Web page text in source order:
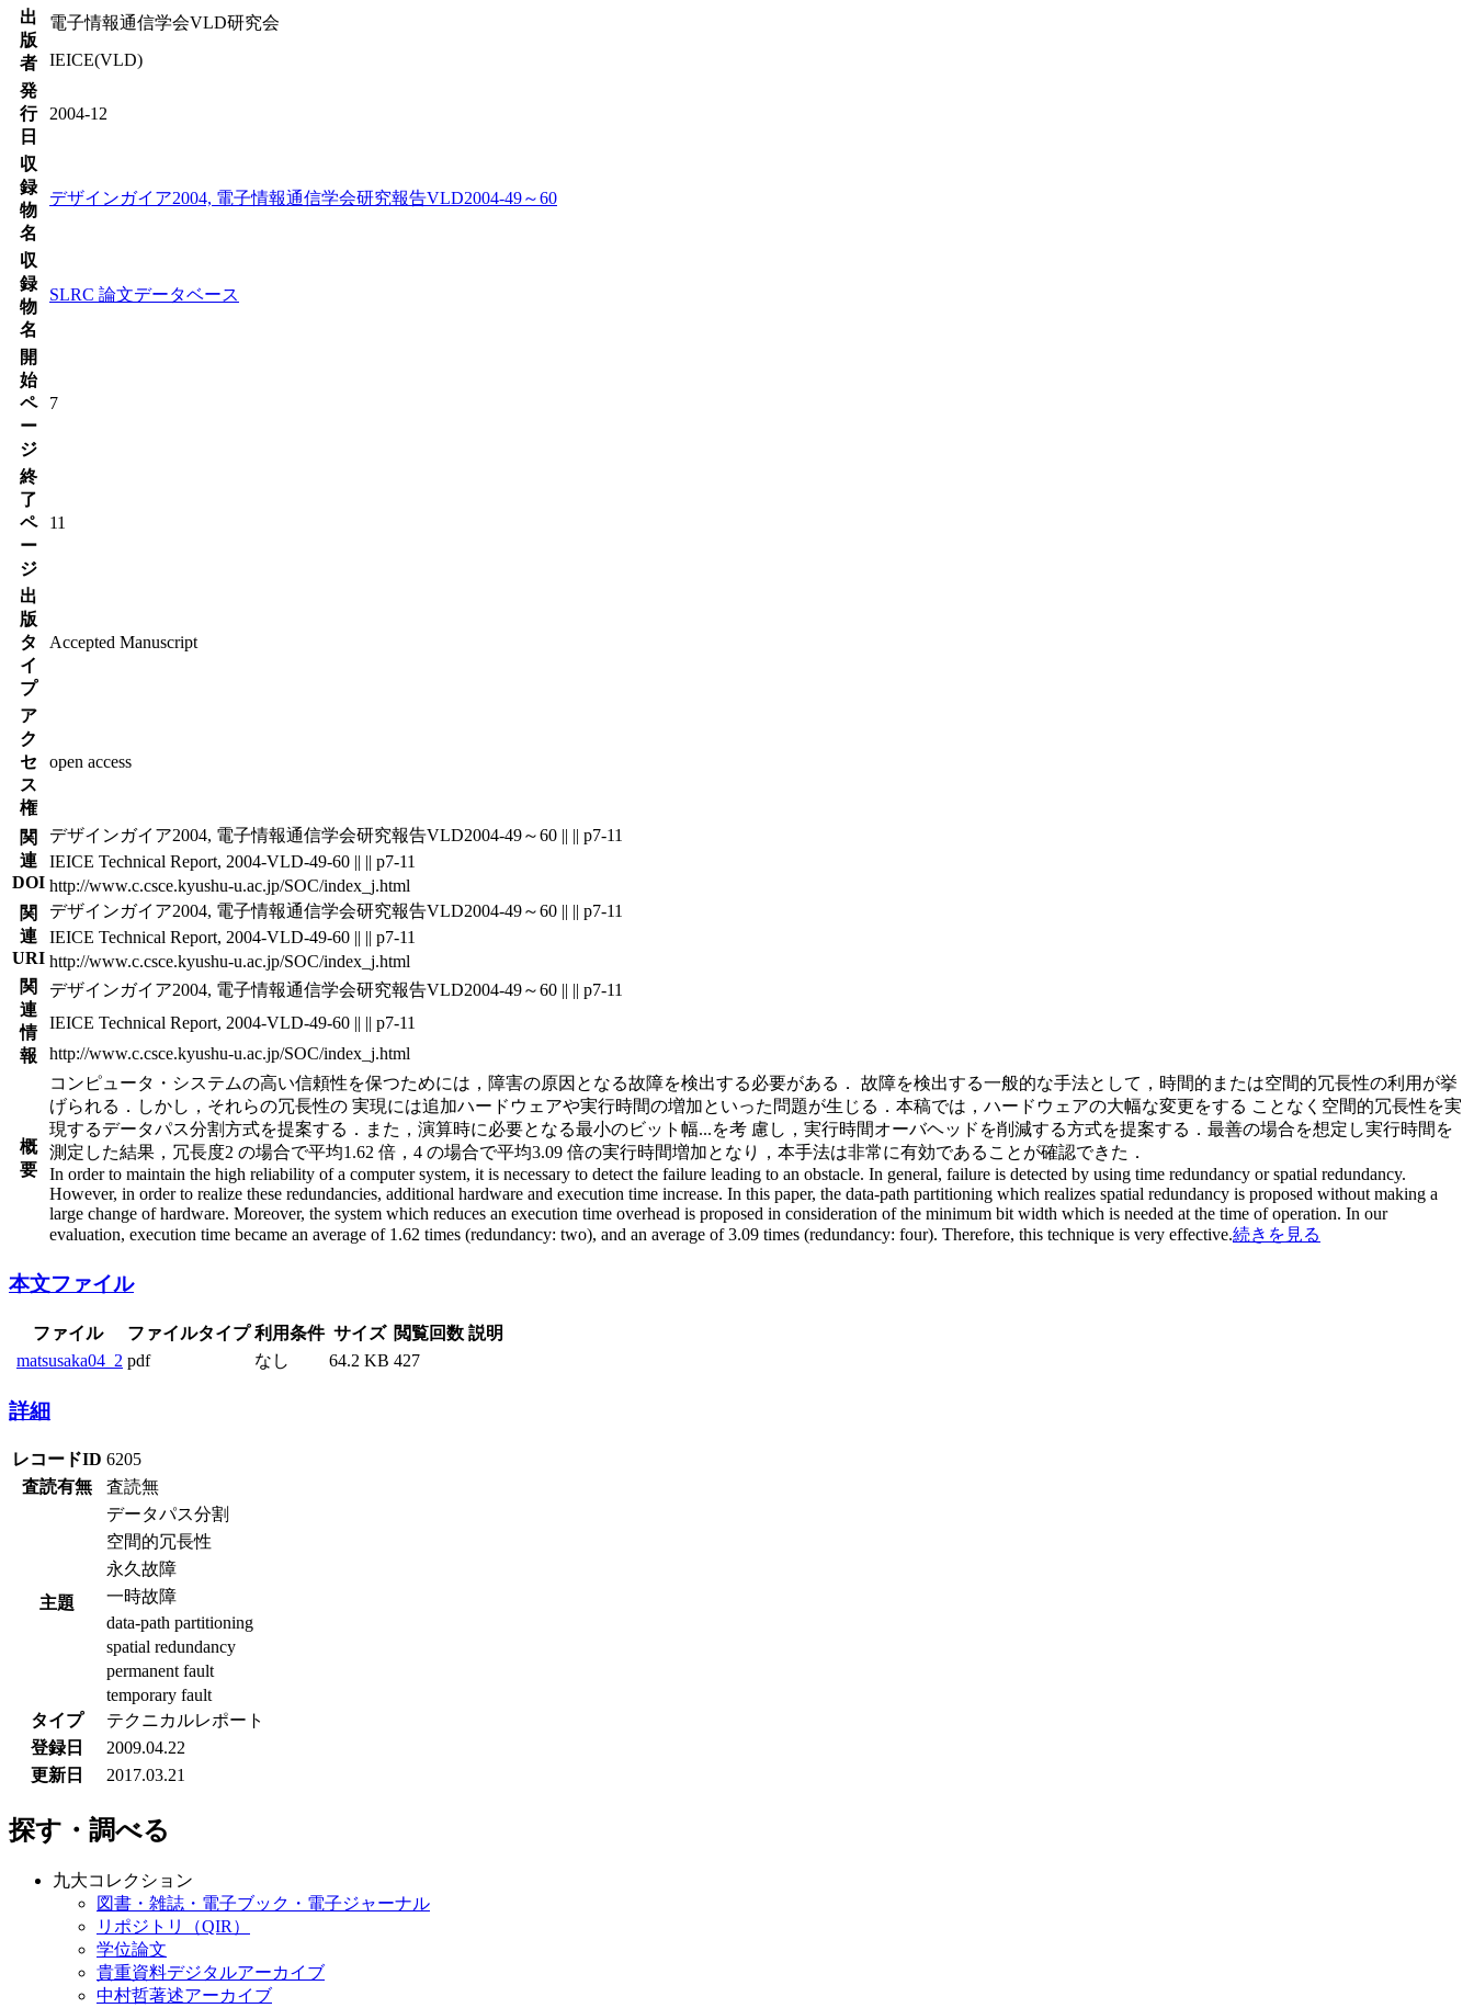
出
版
者
電子情報通信学会VLD研究会
IEICE(VLD)
発
行
日
2004-12
収
録
物
名
デザインガイア2004, 電子情報通信学会研究報告VLD2004-49～60
収
録
物
名
SLRC 論文データベース
開
始
ペ
ー
ジ
7
終
了
ペ
ー
ジ
11
出
版
タ
イ
プ
Accepted Manuscript
ア
ク
セ
ス
権
open access
関
連
DOI
デザインガイア2004, 電子情報通信学会研究報告VLD2004-49～60 || || p7-11
IEICE Technical Report, 2004-VLD-49-60 || || p7-11
http://www.c.csce.kyushu-u.ac.jp/SOC/index_j.html
関
連
URI
デザインガイア2004, 電子情報通信学会研究報告VLD2004-49～60 || || p7-11
IEICE Technical Report, 2004-VLD-49-60 || || p7-11
http://www.c.csce.kyushu-u.ac.jp/SOC/index_j.html
関
連
情
報
デザインガイア2004, 電子情報通信学会研究報告VLD2004-49～60 || || p7-11
IEICE Technical Report, 2004-VLD-49-60 || || p7-11
http://www.c.csce.kyushu-u.ac.jp/SOC/index_j.html
概
要
コンピュータ・システムの高い信頼性を保つためには，障害の原因となる故障を検出する必要がある． 故障を検出する一般的な手法として，時間的または空間的冗長性の利用が挙
げられる．しかし，それらの冗長性の 実現には追加ハードウェアや実行時間の増加といった問題が生じる．本稿では，ハードウェアの大幅な変更をする ことなく空間的冗長性を実
現するデータパス分割方式を提案する．また，演算時に必要となる最小のビット幅...を考 慮し，実行時間オーバヘッドを削減する方式を提案する．最善の場合を想定し実行時間を
測定した結果，冗長度2 の場合で平均1.62 倍，4 の場合で平均3.09 倍の実行時間増加となり，本手法は非常に有効であることが確認できた．
In order to maintain the high reliability of a computer system, it is necessary to detect the failure leading to an obstacle. In general, failure is detected by using time redundancy or spatial redundancy.
However, in order to realize these redundancies, additional hardware and execution time increase. In this paper, the data-path partitioning which realizes spatial redundancy is proposed without making a
large change of hardware. Moreover, the system which reduces an execution time overhead is proposed in consideration of the minimum bit width which is needed at the time of operation. In our
evaluation, execution time became an average of 1.62 times (redundancy: two), and an average of 3.09 times (redundancy: four). Therefore, this technique is very effective.続きを見る
本文ファイル
ファイル ファイルタイプ 利用条件 サイズ 閲覧回数 説明
matsusaka04_2 pdf なし 64.2 KB 427
詳細
レコードID 6205
査読有無
査読無
主題
データパス分割
空間的冗長性
永久故障
一時故障
data-path partitioning
spatial redundancy
permanent fault
temporary fault
タイプ
テクニカルレポート
登録日
2009.04.22
更新日
2017.03.21
探す・調べる
九大コレクション
図書・雑誌・電子ブック・電子ジャーナル
リポジトリ（QIR）
学位論文
貴重資料デジタルアーカイブ
中村哲著述アーカイブ